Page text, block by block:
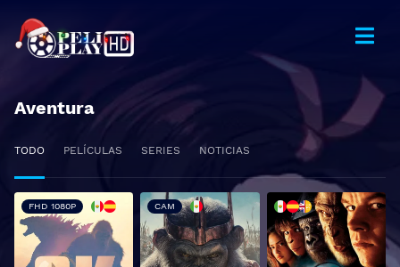
Aventura
TODO PELÍCULAS SERIES NOTICIAS
FHD 1080P CAM